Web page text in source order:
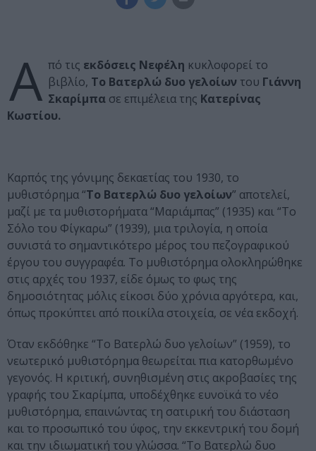
Α πό τις εκδόσεις Νεφέλη κυκλοφορεί το
βιβλίο, Το Βατερλώ δυο γελοίων του Γιάννη
Σκαρίμπα σε επιμέλεια της Κατερίνας
Κωστίου.
Καρπός της γόνιμης δεκαετίας του 1930, το
μυθιστόρημα “Το Βατερλώ δυο γελοίων” αποτελεί,
μαζί με τα μυθιστορήματα “Μαριάμπας” (1935) και “Το
Σόλο του Φίγκαρω” (1939), μια τριλογία, η οποία
συνιστά το σημαντικότερο μέρος του πεζογραφικού
έργου του συγγραφέα. Το μυθιστόρημα ολοκληρώθηκε
στις αρχές του 1937, είδε όμως το φως της
δημοσιότητας μόλις είκοσι δύο χρόνια αργότερα, και,
όπως προκύπτει από ποικίλα στοιχεία, σε νέα εκδοχή.
Όταν εκδόθηκε “Το Βατερλώ δυο γελοίων” (1959), το
νεωτερικό μυθιστόρημα θεωρείται πια κατορθωμένο
γεγονός. Η κριτική, συνηθισμένη στις ακροβασίες της
γραφής του Σκαρίμπα, υποδέχθηκε ευνοϊκά το νέο
μυθιστόρημα, επαινώντας τη σατιρική του διάσταση
και το προσωπικό του ύφος, την εκκεντρική του δομή
και την ιδιωματική του γλώσσα. “Το Βατερλώ δυο